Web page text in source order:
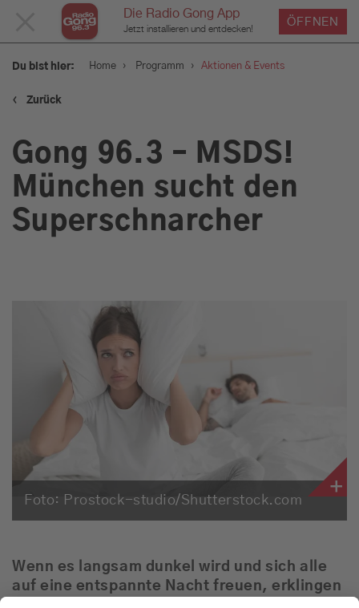
Die Radio Gong App
Jetzt installieren und entdecken!
ÖFFNEN
SCHLIESSEN
Programm
Aktionen & Events
Sendungen
Empfang
Webradio
Moderatoren
Team
Musik
Du bist hier: Home › Programm › Aktionen & Events
‹ Zurück
Gong 96.3 – MSDS!
München sucht den
Superschnarcher
Foto: Prostock-studio/Shutterstock.com
Wenn es langsam dunkel wird und sich alle
auf eine entspannte Nacht freuen, erklingen